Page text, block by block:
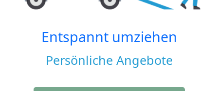
Entspannt umziehen
Persönliche Angebote